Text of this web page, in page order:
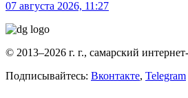
07 августа 2026, 11:27
© 2013–2026 г. г., самарский
Подписывайтесь: Вконтакте, Telegram